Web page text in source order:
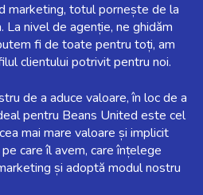
marketing, totul pornește de la
nivel de agenție, ne ghidăm
fi de toate pentru toți, am
clientului potrivit pentru noi.
de a aduce valoare, în loc de a
pentru Beans United este cel
mai mare valoare și implicit
care îl avem, care înțelege
și adoptă modul nostru